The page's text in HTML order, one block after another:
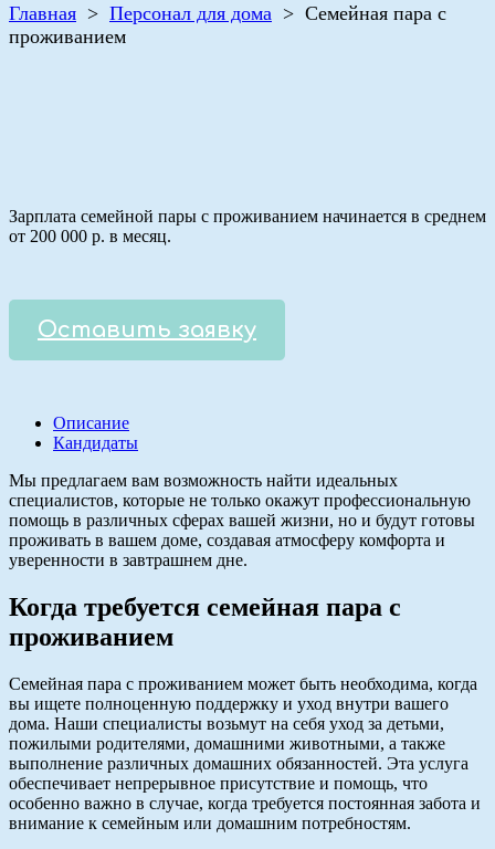
Главная > Персонал для дома > Семейная пара с
проживанием
Зарплата семейной пары с проживанием начинается в среднем
от 200 000 р. в месяц.
Оставить заявку
Описание
Кандидаты
Мы предлагаем вам возможность найти идеальных
специалистов, которые не только окажут профессиональную
помощь в различных сферах вашей жизни, но и будут готовы
проживать в вашем доме, создавая атмосферу комфорта и
уверенности в завтрашнем дне.
Когда требуется семейная пара с
проживанием
Семейная пара с проживанием может быть необходима, когда
вы ищете полноценную поддержку и уход внутри вашего
дома. Наши специалисты возьмут на себя уход за детьми,
пожилыми родителями, домашними животными, а также
выполнение различных домашних обязанностей. Эта услуга
обеспечивает непрерывное присутствие и помощь, что
особенно важно в случае, когда требуется постоянная забота и
внимание к семейным или домашним потребностям.